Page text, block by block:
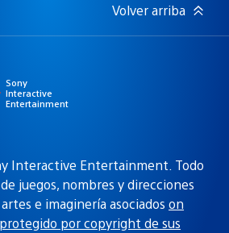
Volver arriba
Sony
Interactive
Entertainment
Interactive Entertainment. Todo
juegos, nombres y direcciones
e imaginería asociados on
por copyright de sus